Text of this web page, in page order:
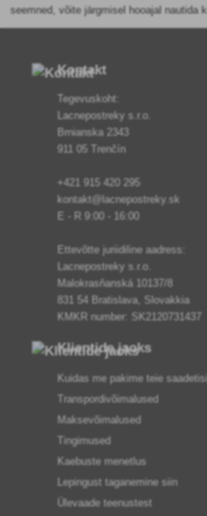
seemned, võite järgmisel hooajal nautida
Kontakt
Tegevuskoht:
Lacnepostreky s.r.o.
Brnianska 2343
911 05 Trenčín
+421 915 420 295
kontakt@lacnepostreky.sk
E - R 9:00 - 16:00
Ettevõtte juriidiline aadress:
Lacnepostreky s.r.o.
Malokrasňanská 10137/8
831 54 Bratislava, Slovakkia
KMKR number: SK2120731437
Klientide jaoks
Kuidas me pakime teie saadetisi
Transpordivõimalused
Maksevõimalused
Tingimused
Kaebuste menetlus
Lepingust taganemine siin
Ülevaade teenustest